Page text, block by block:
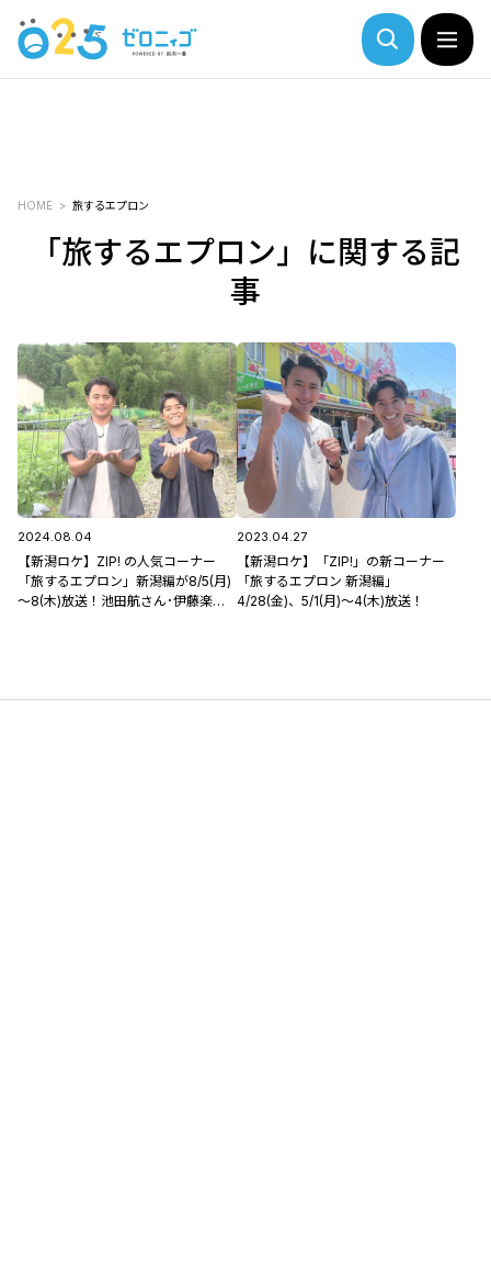
HOME 旅するエプロン
「旅するエプロン」に関する記
事
2024.08.04
【新潟ロケ】ZIP! の人気コーナー
「旅するエプロン」新潟編が8/5(月)
～8(木)放送！池田航さん･伊藤楽さ
2023.04.27
【新潟ロケ】「ZIP!」の新コーナー
「旅するエプロン 新潟編」
4/28(金)、5/1(月)～4(木)放送！